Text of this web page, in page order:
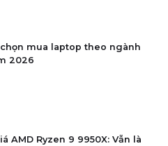
mua laptop theo ngành
2026
AMD Ryzen 9 9950X: Vẫn là